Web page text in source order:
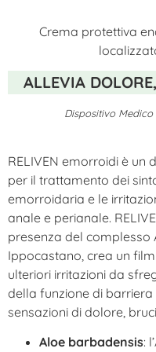
Crema protettiva
ALLEVIA
Dispositivo
RELIVEN emorroidi è un
per il trattamento dei
emorroidaria e le
anale e perianale.
presenza del complesso
Ippocastano, crea un
ulteriori irritazioni da
della funzione di
sensazioni di dolore,
Aloe barbadensis: